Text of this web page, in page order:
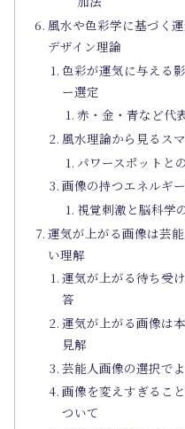
風水や色彩学に基づく
デザイン理論
色彩が運気に与える
ー選定
赤・金・青など代
風水理論から見るス
パワースポットと
画像の持つエネルギ
視覚刺激と脳科学
運気が上がる画像は芸
い理解
運気が上がる待ち受
答
運気が上がる画像は
見解
芸能人画像の選択で
画像を変えすぎるこ
ついて